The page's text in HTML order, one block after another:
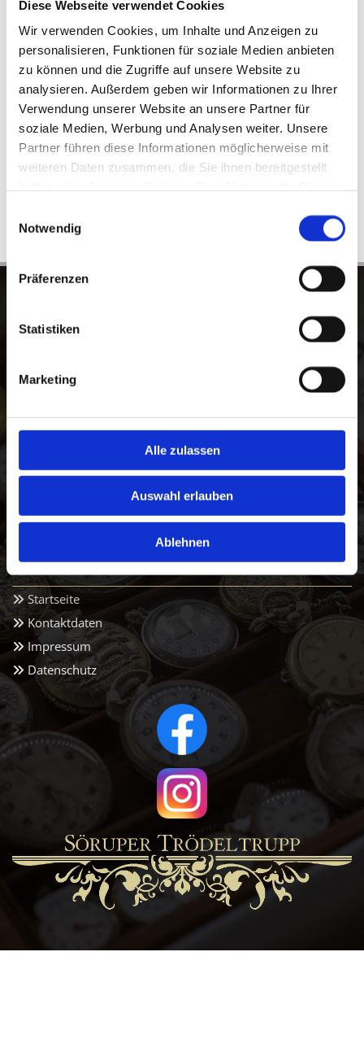
Diese Webseite verwendet Cookies
Wir verwenden Cookies, um Inhalte und Anzeigen zu
personalisieren, Funktionen für soziale Medien anbieten
zu können und die Zugriffe auf unsere Website zu
analysieren. Außerdem geben wir Informationen zu Ihrer
Verwendung unserer Website an unsere Partner für
soziale Medien, Werbung und Analysen weiter. Unsere
Partner führen diese Informationen möglicherweise mit
weiteren Daten zusammen, die Sie ihnen bereitgestellt
Notwendig
Präferenzen
Statistiken
Marketing
Alle zulassen
Auswahl erlauben
Ablehnen
Wir be­tei­ligen uns nicht an einem Streit­bei­le­gungs­ver­fah­ren vor einer
Ver­brau­cher­schlich­tungs­stel­le.
Um­set­zung
Heise Home­pages |Home­page er­stel­len las­sen
24966 Sörup
Kontakt
 +49 173 2119990
+49 4635 2942923
 claus.foerster@hotmail.de
Navigation
 Startseite
 Kontaktdaten
 Impressum
 Datenschutz